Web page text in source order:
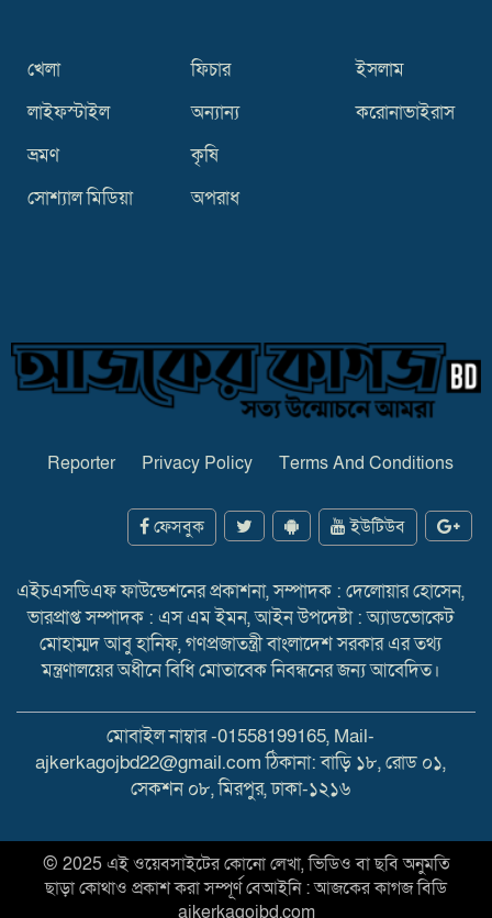
খেলা
লাইফস্টাইল
ভ্রমণ
সোশ্যাল মিডিয়া
ফিচার
অন্যান্য
কৃষি
অপরাধ
ইসলাম
করোনাভাইরাস
Reporter Privacy Policy Terms And Conditions
ফেসবুক ইউটিউব
এইচএসডিএফ ফাউন্ডেশনের প্রকাশনা, সম্পাদক : দেলোয়ার হোসেন,
ভারপ্রাপ্ত সম্পাদক : এস এম ইমন, আইন উপদেষ্টা : অ্যাডভোকেট
মোহাম্মদ আবু হানিফ, গণপ্রজাতন্ত্রী বাংলাদেশ সরকার এর তথ্য
মন্ত্রণালয়ের অধীনে বিধি মোতাবেক নিবন্ধনের জন্য আবেদিত।
মোবাইল নাম্বার -01558199165, Mail-
ajkerkagojbd22@gmail.com ঠিকানা: বাড়ি ১৮, রোড ০১,
সেকশন ০৮, মিরপুর, ঢাকা-১২১৬
© 2025 এই ওয়েবসাইটের কোনো লেখা, ভিডিও বা ছবি অনুমতি
ছাড়া কোথাও প্রকাশ করা সম্পূর্ণ বেআইনি : আজকের কাগজ বিডি
ajkerkagojbd.com